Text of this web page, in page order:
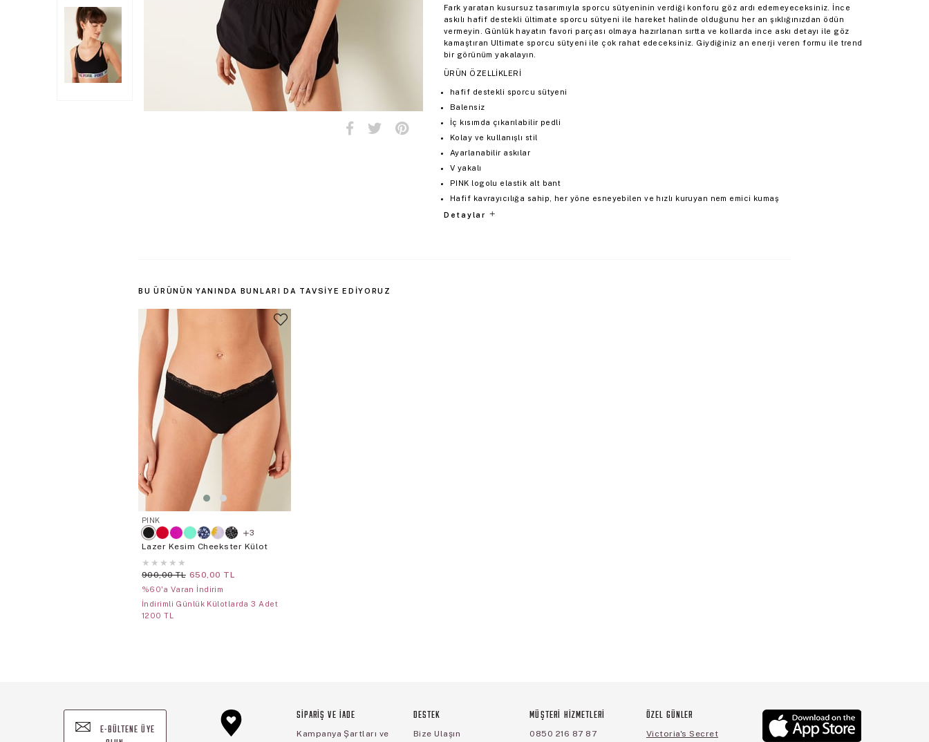
Fark yaratan kusursuz tasarımıyla sporcu sütyeninin verdiği konforu göz ardı edemeyeceksiniz. İnce
askılı hafif destekli ültimate sporcu sütyeni ile hareket halinde olduğunu her an şıklığınızdan ödün
vermeyin. Günlük hayatın favori parçası olmaya hazırlanan sırtta ve kollarda ince askı detayı ile göz
kamaştıran Ultimate sporcu sütyeni ile çok rahat edeceksiniz. Giydiğiniz an enerji veren formu ile trend
bir görünüm yakalayın.
ÜRÜN ÖZELLİKLERİ
hafif destekli sporcu sütyeni
Balensiz
İç kısımda çıkarılabilir pedli
Kolay ve kullanışlı stil
Ayarlanabilir askılar
V yakalı
PINK logolu elastik alt bant
Hafif kavrayıcılığa sahip, her yöne esneyebilen ve hızlı kuruyan nem emici kumaş
Detaylar
BU ÜRÜNÜN YANINDA BUNLARI DA TAVSIYE EDIYORUZ
PINK
3
Lazer Kesim Cheekster Külot
★ ★ ★ ★ ★
900,00 TL 650,00 TL
%60'a Varan İndirim
İndirimli Günlük Külotlarda 3 Adet
1200 TL
E-BÜLTENE ÜYE
SİPARİŞ VE İADE
Kampanya Şartları ve
DESTEK
Bize Ulaşın
MÜŞTERİ HİZMETLERİ
0850 216 87 87
ÖZEL GÜNLER
Victoria's Secret